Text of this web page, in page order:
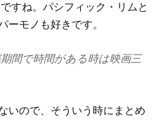
すね。パシフィック・リムと
ーモノも好きです。
間で時間がある時は映画三
いので、そういう時にまとめ